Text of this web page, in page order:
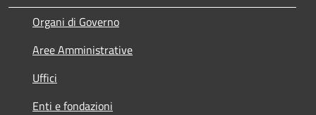
Organi di Governo
Aree Amministrative
Uffici
Enti e fondazioni